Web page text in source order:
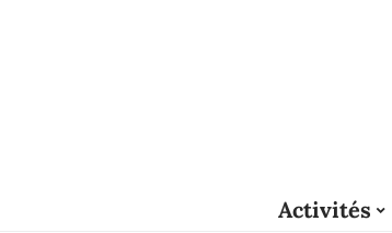
Activités